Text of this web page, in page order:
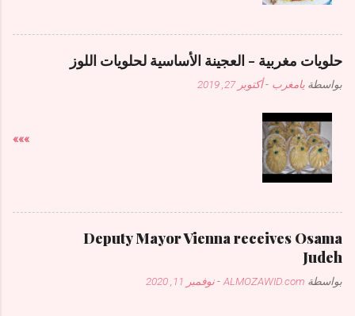
حلويات مغربية - العجينة الأساسية لحلويات اللوز
بواسطة يامغرب -أكتوبر 27, 2019
»»»
Deputy Mayor Vienna receives Osama
Judeh
بواسطة ALMOZAWID.com
-نوفمبر 11, 2020